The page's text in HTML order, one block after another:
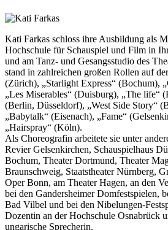
Kati Farkas schloss ihre Ausbildung als
Hochschule für Schauspiel und Film in
und am Tanz- und Gesangsstudio des
stand in zahlreichen großen Rollen auf
(Zürich), „Starlight Express“ (Bochum),
„Les Miserables“ (Duisburg), „The life“
(Berlin, Düsseldorf), „West Side Story“
„Babytalk“ (Eisenach), „Fame“
„Hairspray“ (Köln).
Als Choreografin arbeitete sie unter
Revier Gelsenkirchen, Schauspielhaus
Bochum, Theater Dortmund, Theater
Braunschweig, Staatstheater Nürnberg,
Oper Bonn, am Theater Hagen, an den
bei den Gandersheimer Domfestspielen,
Bad Vilbel und bei den Nibelungen-
Dozentin an der Hochschule Osnabrück
ungarische Sprecherin.